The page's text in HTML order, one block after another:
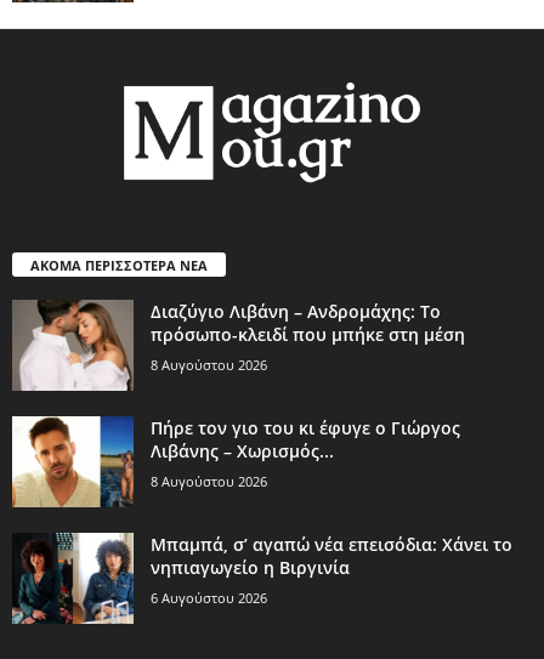
ΑΚΟΜΑ ΠΕΡΙΣΣΟΤΕΡΑ ΝΕΑ
Διαζύγιο Λιβάνη – Ανδρομάχης: Το
πρόσωπο-κλειδί που μπήκε στη μέση
8 Αυγούστου 2026
Πήρε τον γιο του κι έφυγε ο Γιώργος
Λιβάνης – Χωρισμός...
8 Αυγούστου 2026
Μπαμπά, σ’ αγαπώ νέα επεισόδια: Χάνει το
νηπιαγωγείο η Βιργινία
6 Αυγούστου 2026